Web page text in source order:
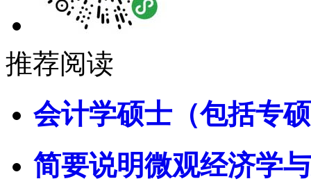
推荐阅读
会计学硕士（包括专
简要说明微观经济学